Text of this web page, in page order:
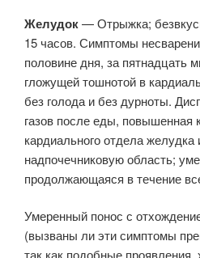
Желудок— Отрыжка;
15 часов. Симптомы
половине дня, за пятнадцать
гложущей тошнотой в
без голода и без дурноты.
газов после еды, повышенная
кардиального отдела желудка
надпочечниковую область;
продолжающаяся в течение
Умеренный понос с
(вызваны ли эти симптомы